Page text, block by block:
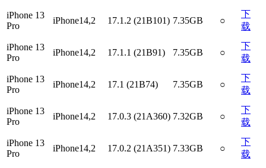
iPhone 13
Pro
iPhone14,2 17.1.2 (21B101) 7.35GB ○
下
载
iPhone 13
Pro
iPhone14,2 17.1.1 (21B91) 7.35GB ○
下
载
iPhone 13
Pro
iPhone14,2 17.1 (21B74) 7.35GB ○
下
载
iPhone 13
Pro
iPhone14,2 17.0.3 (21A360) 7.32GB ○
下
载
iPhone 13
Pro
iPhone14,2 17.0.2 (21A351) 7.33GB ○
下
载